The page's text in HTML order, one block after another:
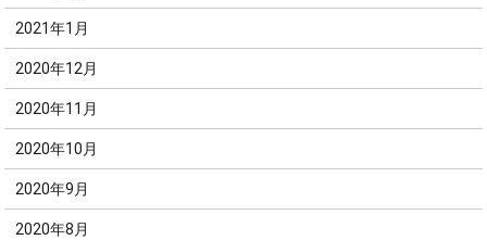
2021年1月
2020年12月
2020年11月
2020年10月
2020年9月
2020年8月